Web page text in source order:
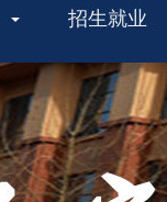
招生就业